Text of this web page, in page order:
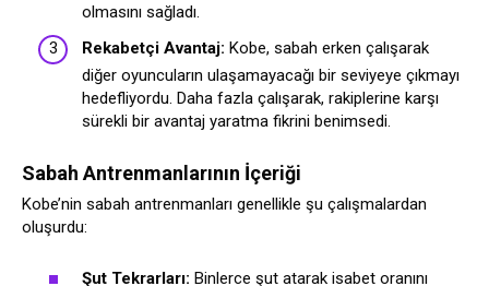
olmasını sağladı.
Rekabetçi Avantaj: Kobe, sabah erken çalışarak
diğer oyuncuların ulaşamayacağı bir seviyeye çıkmayı
hedefliyordu. Daha fazla çalışarak, rakiplerine karşı
sürekli bir avantaj yaratma fikrini benimsedi.
Sabah Antrenmanlarının İçeriği
Kobe’nin sabah antrenmanları genellikle şu çalışmalardan
oluşurdu:
Şut Tekrarları: Binlerce şut atarak isabet oranını